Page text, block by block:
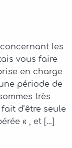
les
vous faire
en charge
période de
très
d’être seule
« , et […]